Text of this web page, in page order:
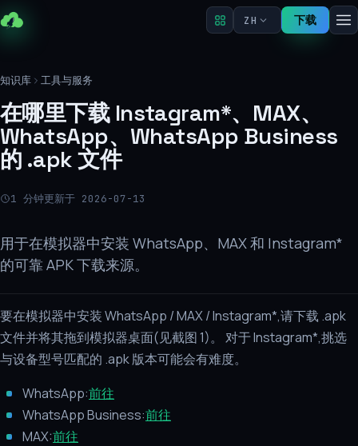
ZH 下载
知识库 工具与服务
在哪里下载 Instagram*、MAX、
WhatsApp、WhatsApp Business
的 .apk 文件
1 分钟更新于 2026-07-13
用于在模拟器中安装 WhatsApp、MAX 和 Instagram*
的可靠 APK 下载来源。
要在模拟器中安装 WhatsApp / MAX / Instagram*,请下载 .apk
文件并将其拖到模拟器桌面(见截图 1)。 对于 Instagram*,挑选
与设备型号匹配的 .apk 版本可能会有难度。
WhatsApp:前往
WhatsApp Business:前往
MAX:前往